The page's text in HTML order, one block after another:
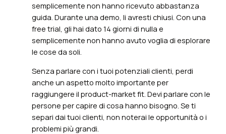
semplicemente non hanno ricevuto abbastanza
guida. Durante una demo, li avresti chiusi. Con una
free trial, gli hai dato 14 giorni di nulla e
semplicemente non hanno avuto voglia di esplorare
le cose da soli.
Senza parlare con i tuoi potenziali clienti, perdi
anche un aspetto molto importante per
raggiungere il product-market fit. Devi parlare con le
persone per capire di cosa hanno bisogno. Se ti
separi dai tuoi clienti, non noterai le opportunità o i
problemi più grandi.